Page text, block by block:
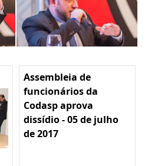
Assembleia de
funcionários da
Codasp aprova
dissídio - 05 de julho
de 2017